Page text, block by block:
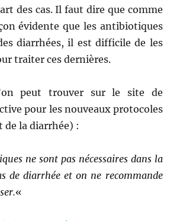
des cas. Il faut dire que comme
évidente que les antibiotiques
diarrhées, il est difficile de les
traiter ces dernières.
peut trouver sur le site de
pour les nouveaux protocoles
la diarrhée) :
ne sont pas nécessaires dans la
de diarrhée et on ne recommande
«